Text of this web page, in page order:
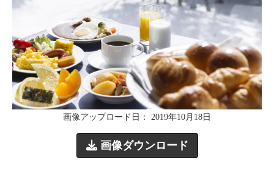
画像アップロード日： 2019年10月18日
画像ダウンロード